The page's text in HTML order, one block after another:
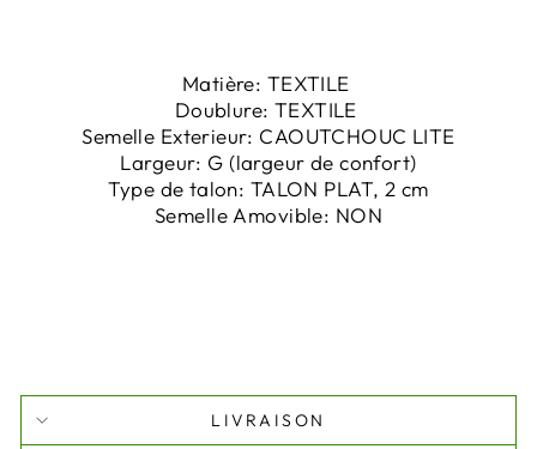
Matière: TEXTILE
Doublure: TEXTILE
Semelle Exterieur: CAOUTCHOUC LITE
Largeur: G (largeur de confort)
Type de talon: TALON PLAT, 2 cm
Semelle Amovible: NON
LIVRAISON